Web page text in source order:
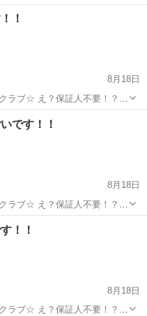
！
8月18日
ラブ☆ え？保証人不要！？
です！！
8月18日
ラブ☆ え？保証人不要！？
人
！！
8月18日
ラブ☆ え？保証人不要！？